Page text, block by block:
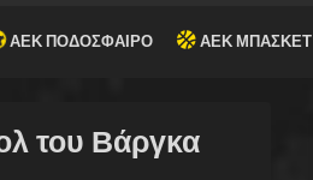
ΑΕΚ ΠΟΔΟΣΦΑΙΡΟ ΑΕΚ ΜΠΑΣΚΕΤ
του Βάργκα